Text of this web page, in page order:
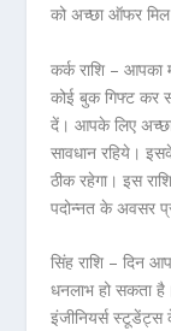
को अच्छा ऑफर
कर्क राशि –
कोई बुक गिफ्ट कर
दें। आपके लिए
सावधान रहिये।
ठीक रहेगा। इस
पदोन्नत के अवसर
सिंह राशि – दिन
धनलाभ हो सकता
इंजीनियर्स